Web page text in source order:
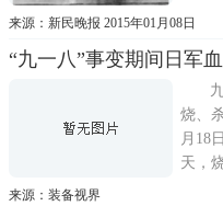
内，
洋的
碍。
针对
来源：新民晚报 2015年01月08日
“九一八”事变期间日军
烧、
月18
天，
宅多
来源：装备视界